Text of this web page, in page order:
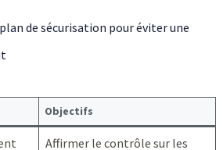
de sécurisation pour éviter une
Objectifs
Affirmer le contrôle sur les